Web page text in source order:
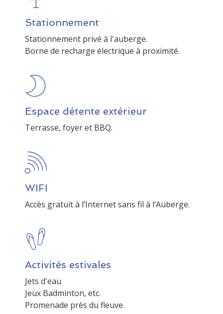
Stationnement
Stationnement privé à l'auberge.
Borne de recharge électrique à proximité.
Espace détente extérieur
Terrasse, foyer et BBQ.
WIFI
Accès gratuit à l’Internet sans fil à l’Auberge.
Activités estivales
Jets d'eau
Jeux Badminton, etc.
Promenade près du fleuve.